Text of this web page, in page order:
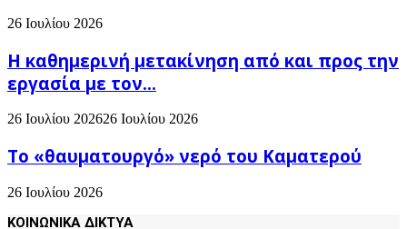
26 Ιουλίου 2026
H καθημερινή μετακίνηση από και προς την
εργασία με τον...
26 Ιουλίου 202626 Ιουλίου 2026
Το «θαυματουργό» νερό του Καματερού
26 Ιουλίου 2026
ΚΟΙΝΩΝΙΚΑ ΔΙΚΤΥΑ